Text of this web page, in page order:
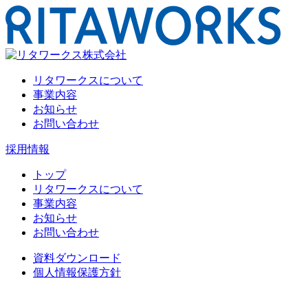
リタワークスについて
事業内容
お知らせ
お問い合わせ
採用情報
トップ
リタワークスについて
事業内容
お知らせ
お問い合わせ
資料ダウンロード
個人情報保護方針